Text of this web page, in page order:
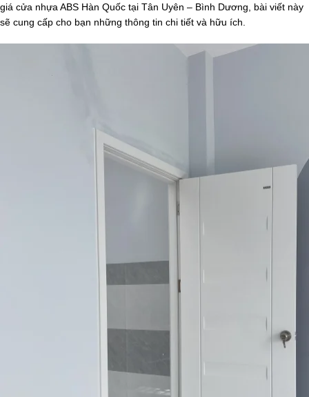
giá cửa nhựa ABS Hàn Quốc tại Tân Uyên – Bình Dương, bài viết này
sẽ cung cấp cho bạn những thông tin chi tiết và hữu ích.